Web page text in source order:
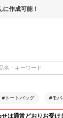
作成可能！
#トートバッグ #モバ
は通常どおりお受け